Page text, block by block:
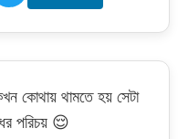
কোথায় থামতে হয় সেটা
পরিচয় 😌